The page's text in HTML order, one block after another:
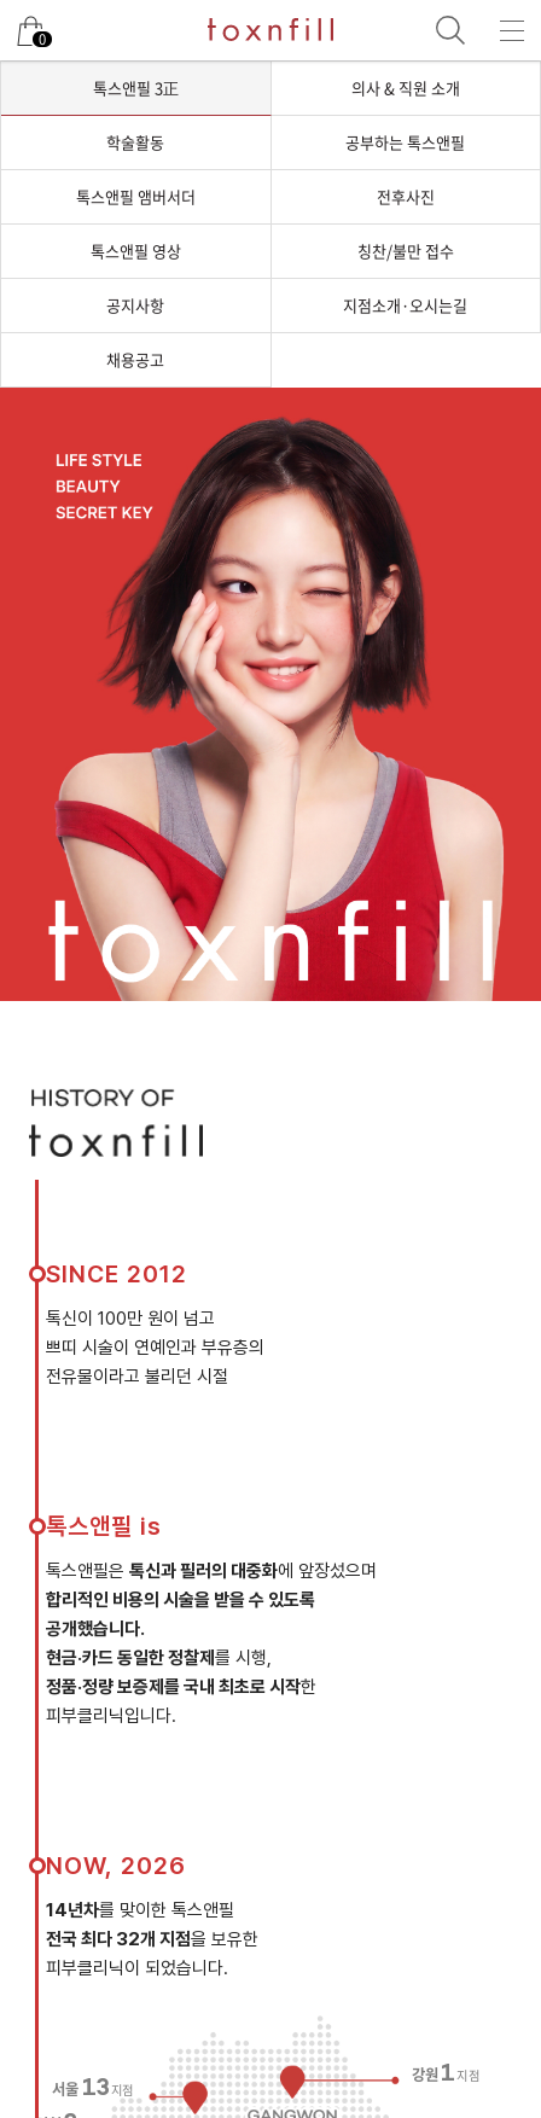
0
톡스앤필 3正 의사 & 직원 소개
학술활동 공부하는 톡스앤필
톡스앤필 앰버서더 전후사진
톡스앤필 영상 칭찬/불만 접수
공지사항 지점소개·오시는길
채용공고
SINCE 2012
톡신이 100만 원이 넘고
쁘띠 시술이 연예인과 부유층의
전유물이라고 불리던 시절
톡스앤필 is
톡스앤필은 톡신과 필러의 대중화에 앞장섰으며
합리적인 비용의 시술을 받을 수 있도록
공개했습니다.
현금·카드 동일한 정찰제 를 시행,
정품·정량 보증제를 국내 최초로 시작한
피부클리닉입니다.
NOW, 2026
14년차를 맞이한 톡스앤필
전국 최다 32개 지점을 보유한
피부클리닉이 되었습니다.
서울 13지점
강원 1지점